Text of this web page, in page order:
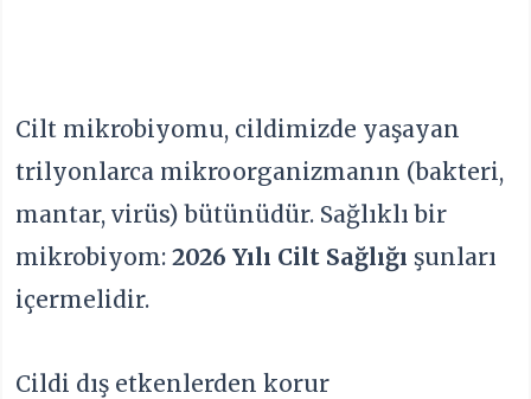
Cilt mikrobiyomu, cildimizde yaşayan
trilyonlarca mikroorganizmanın (bakteri,
mantar, virüs) bütünüdür. Sağlıklı bir
mikrobiyom:2026 Yılı Cilt Sağlığı şunları
içermelidir.
Cildi dış etkenlerden korur